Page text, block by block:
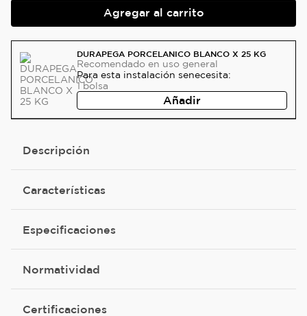
Agregar al carrito
DURAPEGA PORCELANICO BLANCO X 25 KG
Recomendado en uso general
Para esta instalación senecesita:
1 bolsa
Añadir
Descripción
Características
Especificaciones
Normatividad
Certificaciones